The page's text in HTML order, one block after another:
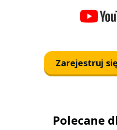
Zarejestruj
Polecane